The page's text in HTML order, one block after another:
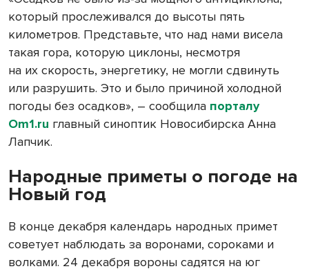
который прослеживался до высоты пять
километров. Представьте, что над нами висела
такая гора, которую циклоны, несмотря
на их скорость, энергетику, не могли сдвинуть
или разрушить. Это и было причиной холодной
погоды без осадков», – сообщила порталу
Om1.ru главный синоптик Новосибирска Анна
Лапчик.
Народные приметы о погоде на
Новый год
В конце декабря календарь народных примет
советует наблюдать за воронами, сороками и
волками. 24 декабря вороны садятся на юг